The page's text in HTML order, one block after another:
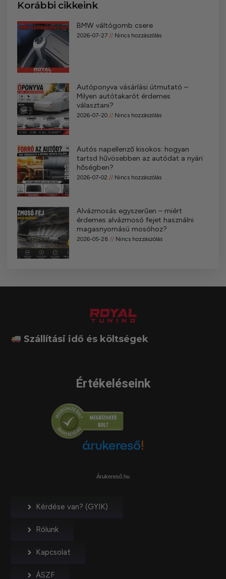
Korábbi cikkeink
BMW váltógomb csere
2026-07-27 Nincs hozzászólás
Autóponyva vásárlási útmutató –
Milyen autótakarót érdemes
választani?
2026-07-20 Nincs hozzászólás
Autós napellenző kisokos: hogyan
tartsd hűvösebben az autódat a nyári
hőségben?
2026-07-02 Nincs hozzászólás
Alvázmosás egyszerűen – miért
érdemes alvázmosó fejet használni
magasnyomású mosóhoz?
2026-05-28 Nincs hozzászólás
Szállítási idő és költségek
Értékeléseink
Árukereső.hu
Kérdése van? (GYIK)
Rólunk
Kapcsolat
ÁSZF